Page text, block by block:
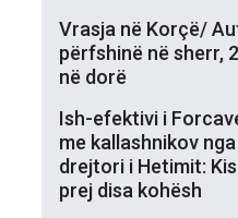
Vrasja në Korçë/
përfshinë në sherr,
në dorë
Ish-efektivi i
me kallashnikov
drejtori i Hetimit:
prej disa kohësh